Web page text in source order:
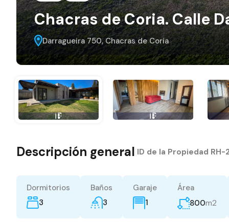
Chacras de Coria. Calle
Darragueira 750, Chacras de Coria
Descripción general ID de la Propiedad
Dormitorios
3
Baños
3
Garaje
1
Área
800m2